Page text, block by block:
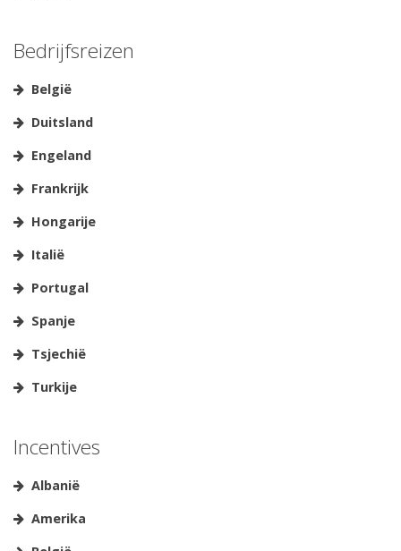
Bedrijfsreizen
België
Duitsland
Engeland
Frankrijk
Hongarije
Italië
Portugal
Spanje
Tsjechië
Turkije
Incentives
Albanië
Amerika